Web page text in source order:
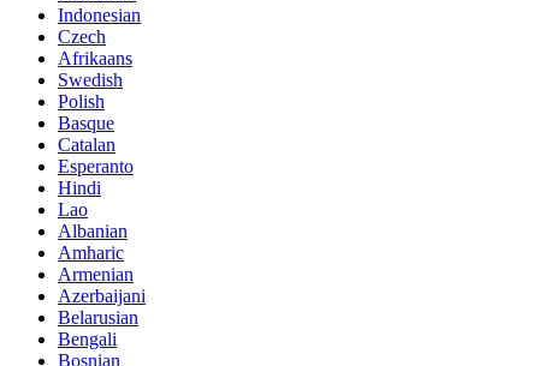
Indonesian
Czech
Afrikaans
Swedish
Polish
Basque
Catalan
Esperanto
Hindi
Lao
Albanian
Amharic
Armenian
Azerbaijani
Belarusian
Bengali
Bosnian